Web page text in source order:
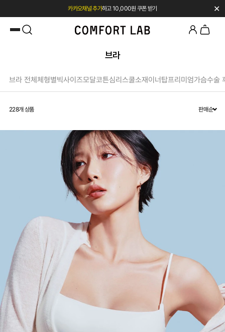
첫 구매 시 베스트셀러 50% 즉시 할인 ✕
브라
브라 전체체형별빅사이즈모달코튼심리스쿨소재이너탑프리미엄가슴수술
228개 상품 판매순